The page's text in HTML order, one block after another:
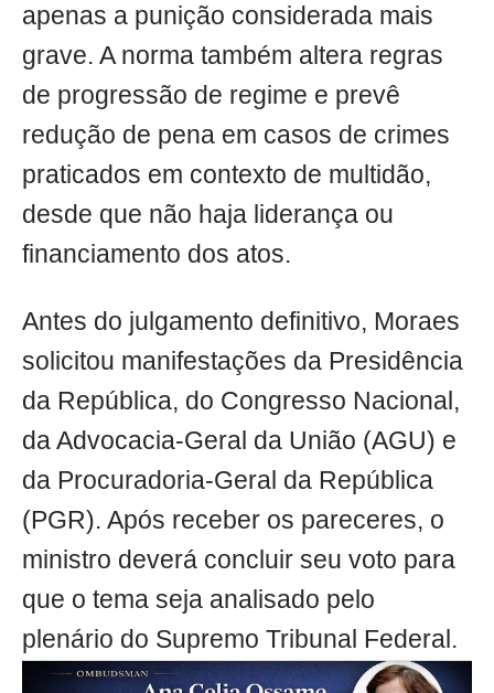
apenas a punição considerada mais
grave. A norma também altera regras
de progressão de regime e prevê
redução de pena em casos de crimes
praticados em contexto de multidão,
desde que não haja liderança ou
financiamento dos atos.
Antes do julgamento definitivo, Moraes
solicitou manifestações da Presidência
da República, do Congresso Nacional,
da Advocacia-Geral da União (AGU) e
da Procuradoria-Geral da República
(PGR). Após receber os pareceres, o
ministro deverá concluir seu voto para
que o tema seja analisado pelo
plenário do Supremo Tribunal Federal.